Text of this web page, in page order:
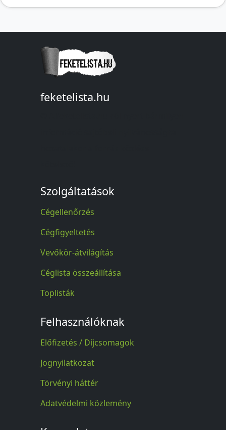
feketelista.hu
Szolgáltatások
Cégellenőrzés
Cégfigyeltetés
Vevőkör-átvilágítás
Céglista összeállítása
Toplisták
Felhasználóknak
Előfizetés / Díjcsomagok
Jognyilatkozat
Törvényi háttér
Adatvédelmi közlemény